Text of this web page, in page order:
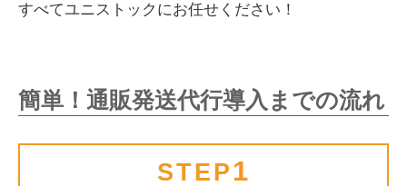
すべてユニストックにお任せください！
簡単！通販発送代行導入までの流れ
STEP 1